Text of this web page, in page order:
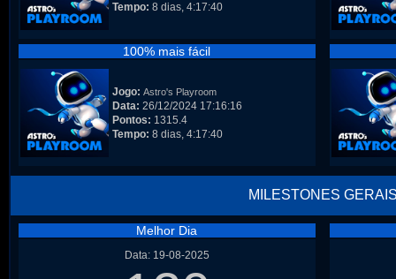
Tempo: 8 dias, 4:17:40
100% mais fácil
Jogo: Astro's Playroom
Data: 26/12/2024 17:16:16
Pontos: 1315.4
Tempo: 8 dias, 4:17:40
MILESTONES
Melhor Dia
Data: 19-08-2025